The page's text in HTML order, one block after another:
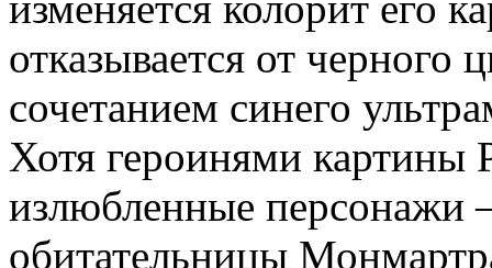
отказывается от черного
сочетанием синего
Хотя героинями картины
излюбленные персонажи
обитательницы